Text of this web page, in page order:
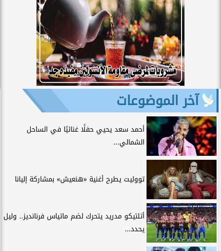
آخر الموضوعات
أحمد سعد يحيي حفلًا غنائيًا في الساحل
الشمالي...
تووليت يطرح أغنية «هنعيش» بمشاركة إليانا
أتلتيكو مدريد يتحرك لضم ماتياس فرنانديز.. وليل
يحدد...